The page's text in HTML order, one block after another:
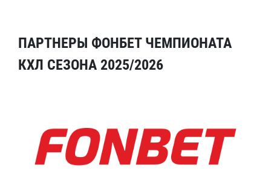
ПАРТНЕРЫ ФОНБЕТ ЧЕМПИОНАТА
КХЛ СЕЗОНА 2025/2026